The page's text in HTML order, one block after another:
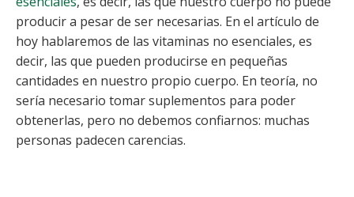
producir a pesar de ser necesarias. En el artículo de
hoy hablaremos de las vitaminas no esenciales, es
decir, las que pueden producirse en pequeñas
cantidades en nuestro propio cuerpo. En teoría, no
sería necesario tomar suplementos para poder
obtenerlas, pero no debemos confiarnos: muchas
personas padecen carencias.